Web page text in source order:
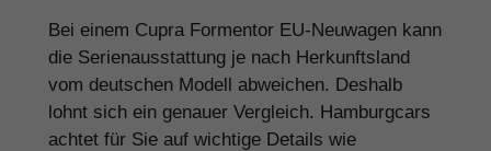
Bei einem Cupra Formentor EU-Neuwagen kann
die Serienausstattung je nach Herkunftsland
vom deutschen Modell abweichen. Deshalb
lohnt sich ein genauer Vergleich. Hamburgcars
achtet für Sie auf wichtige Details wie